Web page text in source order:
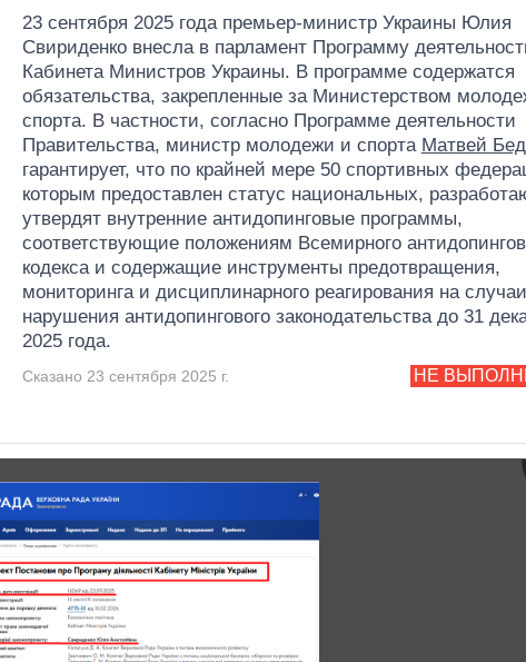
23 сентября 2025 года премьер-министр Украины Юлия
Свириденко внесла в парламент Программу
Кабинета Министров Украины. В программе содержатся
обязательства, закрепленные за Министерством
спорта. В частности, согласно Программе деятельности
Правительства, министр молодежи и спорта Матвей
гарантирует, что по крайней мере 50 спортивных
которым предоставлен статус национальных,
утвердят внутренние антидопинговые программы,
соответствующие положениям Всемирного
кодекса и содержащие инструменты предотвращения,
мониторинга и дисциплинарного реагирования на случаи
нарушения антидопингового законодательства до 31
2025 года.
НЕ
Сказано 23 сентября 2025 г.